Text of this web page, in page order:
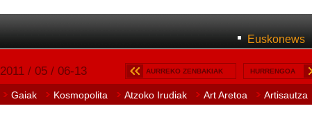
Euskonews
2011 / 05 / 06-13 AURREKO ZENBAKIAK HURRENGOA
Gaiak Kosmopolita Atzoko Irudiak Art Aretoa Artisautza